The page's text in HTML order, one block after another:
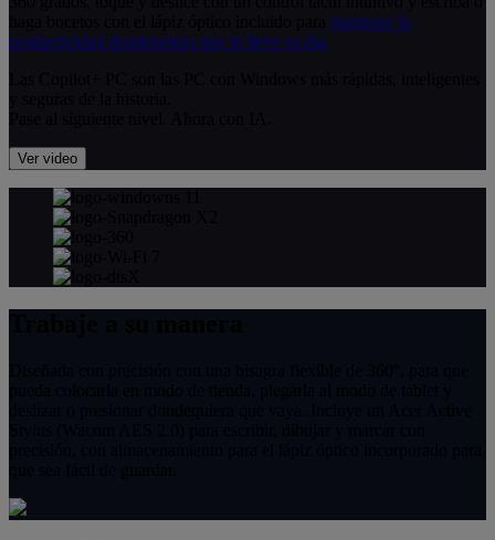
mantener la
productividad dondequiera que lo lleve su día.
Ver video